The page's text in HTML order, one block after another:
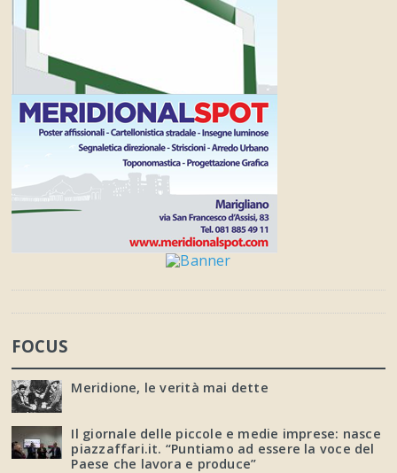
FOCUS
Meridione, le verità mai dette
Il giornale delle piccole e medie imprese: nasce
piazzaffari.it. “Puntiamo ad essere la voce del
Paese che lavora e produce”